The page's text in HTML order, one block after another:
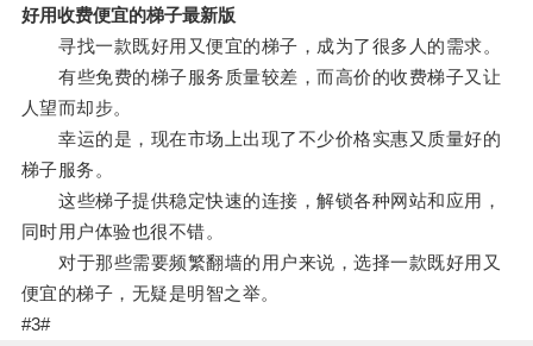
好用收费便宜的梯子最新版
寻找一款既好用又便宜的梯子，成为了很多人的需求。
有些免费的梯子服务质量较差，而高价的收费梯子又让
人望而却步。
幸运的是，现在市场上出现了不少价格实惠又质量好的
梯子服务。
这些梯子提供稳定快速的连接，解锁各种网站和应用，
同时用户体验也很不错。
对于那些需要频繁翻墙的用户来说，选择一款既好用又
便宜的梯子，无疑是明智之举。
#3#